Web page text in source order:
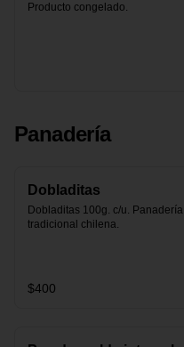
Producto congelado.
Panadería
Dobladitas
Dobladitas 100g. c/u. Panadería
tradicional chilena.
$400